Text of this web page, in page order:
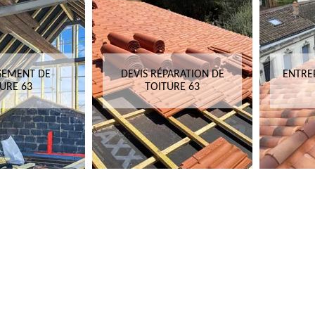
DE
63
DEVIS RÉPARATION DE
TOITURE 63